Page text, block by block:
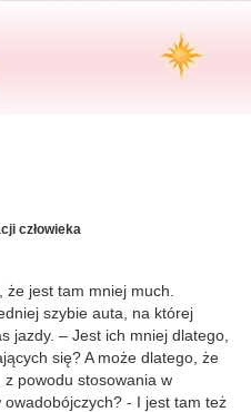
człowieka
że jest tam mniej much.
szybie auta, na której
jazdy. – Jest ich mniej dlatego,
się? A może dlatego, że
powodu stosowania w
- I jest tam też